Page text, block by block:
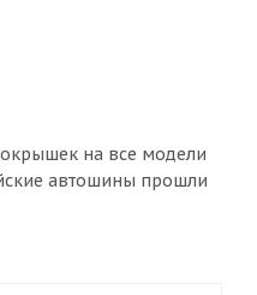
на все модели
автошины прошли